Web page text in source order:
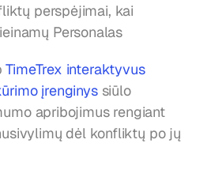
perspėjimai, kai
Personalas
TimeTrex interaktyvus
įrenginys siūlo
apribojimus rengiant
dėl konfliktų po jų